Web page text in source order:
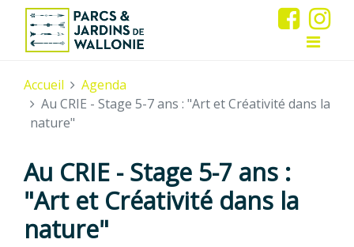
Accueil
Agenda
Au CRIE - Stage 5-7 ans : "Art et Créativité dans la
nature"
Au CRIE - Stage 5-7 ans :
"Art et Créativité dans la
nature"